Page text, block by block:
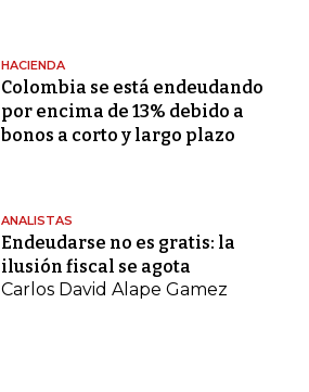
HACIENDA
Colombia se está endeudando
por encima de 13% debido a
bonos a corto y largo plazo
ANALISTAS
Endeudarse no es gratis: la
ilusión fiscal se agota
Carlos David Alape Gamez